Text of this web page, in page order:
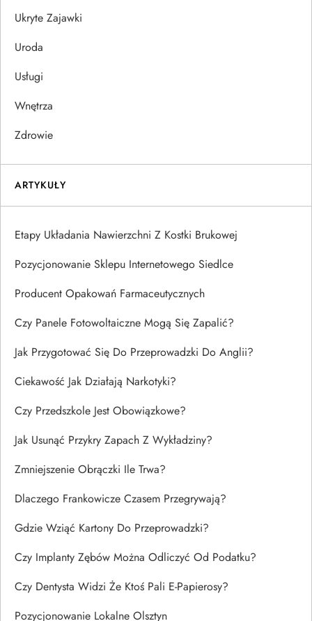
Ukryte Zajawki
Uroda
Usługi
Wnętrza
Zdrowie
ARTYKUŁY
Etapy Układania Nawierzchni Z Kostki Brukowej
Pozycjonowanie Sklepu Internetowego Siedlce
Producent Opakowań Farmaceutycznych
Czy Panele Fotowoltaiczne Mogą Się Zapalić?
Jak Przygotować Się Do Przeprowadzki Do Anglii?
Ciekawość Jak Działają Narkotyki?
Czy Przedszkole Jest Obowiązkowe?
Jak Usunąć Przykry Zapach Z Wykładziny?
Zmniejszenie Obrączki Ile Trwa?
Dlaczego Frankowicze Czasem Przegrywają?
Gdzie Wziąć Kartony Do Przeprowadzki?
Czy Implanty Zębów Można Odliczyć Od Podatku?
Czy Dentysta Widzi Że Ktoś Pali E-Papierosy?
Pozycjonowanie Lokalne Olsztyn